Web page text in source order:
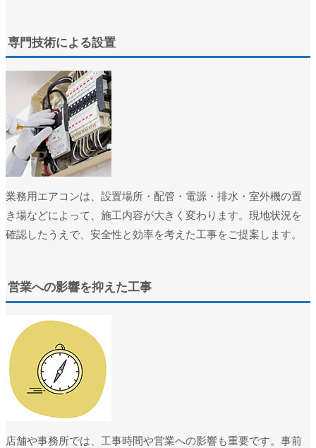
専門技術による設置
業務用エアコンは、設置場所・配管・電源・排水・室外機の置
き場などによって、施工内容が大きく変わります。現地状況を
確認したうえで、安全性と効率を考えた工事をご提案します。
営業への影響を抑えた工事
店舗や事務所では、工事時間や営業への影響も重要です。事前